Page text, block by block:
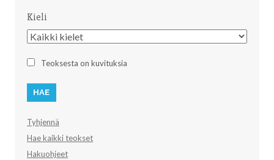
Kieli
Kieli
Teoksesta on kuvituksia
Tyhjennä
Hae kaikki teokset
Hakuohjeet